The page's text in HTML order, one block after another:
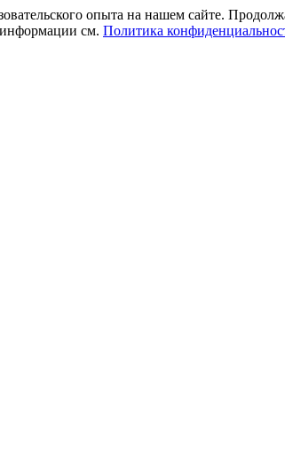
опыта на нашем сайте.
информации см. Политика